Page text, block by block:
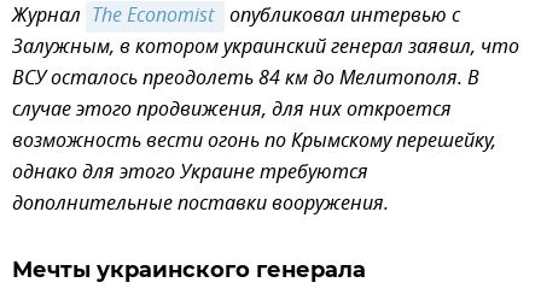
Журнал The Еconomist опубликовал интервью с
Залужным, в котором украинский генерал заявил, что
ВСУ осталось преодолеть 84 км до Мелитополя. В
случае этого продвижения, для них откроется
возможность вести огонь по Крымскому перешейку,
однако для этого Украине требуются
дополнительные поставки вооружения.
Мечты украинского генерала